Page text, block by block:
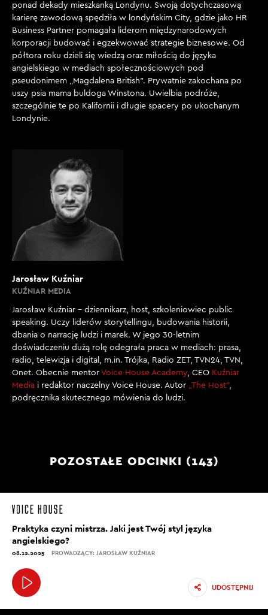
ponad dekady mieszkanką Londynu. Swoją dotychczasową
karierę zawodową spędziła w londyńskim City, gdzie jako HR
Business Partner pomagała liderom międzynarodowych
korporacji budować i egzekwować strategie biznesowe. Od
półtora roku dzieli się wiedzą oraz miłością do języka
angielskiego w mediach społecznościowych pod
pseudonimem „Magdalena British”. Prywatnie zakochana po
uszy psia mama buldoga Winstona. Uwielbia podróże,
szczególnie te po Kalifornii i długie spacery po ukochanym
Londynie.
Jarosław Kuźniar
KUŹNIAR MEDIA
Jarosław Kuźniar – dziennikarz, host, szkoleniowiec public
speaking. Uczy liderów storytellingu, budowania historii,
dbania o narrację ludzi i marek. W jego 30-letnim
doświadczeniu dużą rolę odegrała praca w mediach: prasa,
radio, telewizja i digital, m.in. Trójka, Radio ZET, TVN24, TVN,
Onet. Obecnie mentor Voice House Academy, CEO Kuźniar
Media i redaktor naczelny Voice House. Autor „The Host”,
podręcznika skutecznego mówienia do ludzi.
POZOSTAŁE ODCINKI (143)
Praktyka czyni mistrza. Jaki jest Twój styl języka
angielskiego?
08.12.2025 PROWADZĄCY: JAROSŁAW KUŹNIAR
UDOSTĘPNIJ